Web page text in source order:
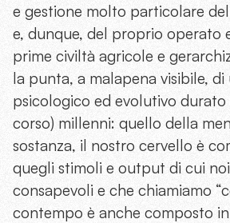
e gestione molto particolare
e, dunque, del proprio operato
prime civiltà agricole e
la punta, a malapena visibile,
psicologico ed evolutivo
corso) millenni: quello della
sostanza, il nostro cervello è
quegli stimoli e output di cui
consapevoli e che chiamiamo
contempo è anche composto